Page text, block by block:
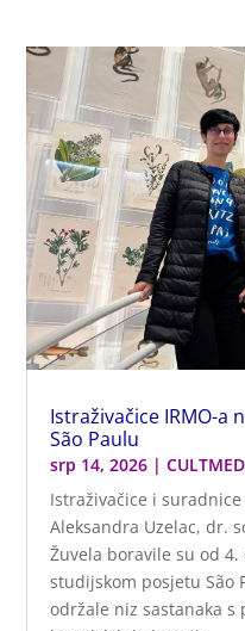
Istraživačice IRMO-a
São Paulu
srp 14, 2026 |CULTMED
Istraživačice i suradnice
Aleksandra Uzelac, dr.
Žuvela boravile su od
studijskom posjetu São
održale niz sastanaka